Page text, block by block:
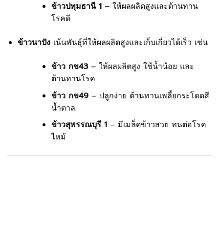
ข้าวปทุมธานี 1– ให้ผลผลิตสูงและต้านทาน
โรคดี
ข้าวนาปังเน้นพันธุ์ที่ให้ผลผลิตสูงและเก็บเกี่ยวได้เร็ว เช่น
ข้าว กข43– ให้ผลผลิตสูง ใช้น้ำน้อย และ
ต้านทานโรค
ข้าว กข49– ปลูกง่าย ต้านทานเพลี้ยกระโดดสี
น้ำตาล
ข้าวสุพรรณบุรี 1– มีเมล็ดข้าวสวย ทนต่อโรค
ไหม้